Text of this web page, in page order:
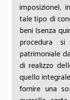
dovendo
trattamento
quibus, le
quelle
provocando
del
operazioni
imposizione),
tale tipo di
beni (senza
procedura
patrimoniale
di realizzo
quello
fornire una